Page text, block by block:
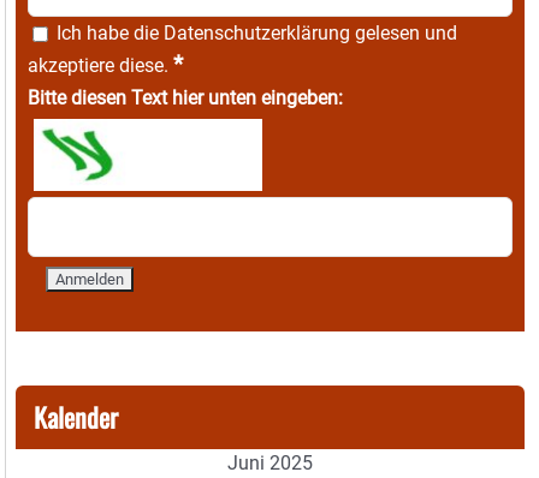
Ich habe die Datenschutzerklärung gelesen und
akzeptiere diese. *
Bitte diesen Text hier unten eingeben:
Kalender
Juni 2025